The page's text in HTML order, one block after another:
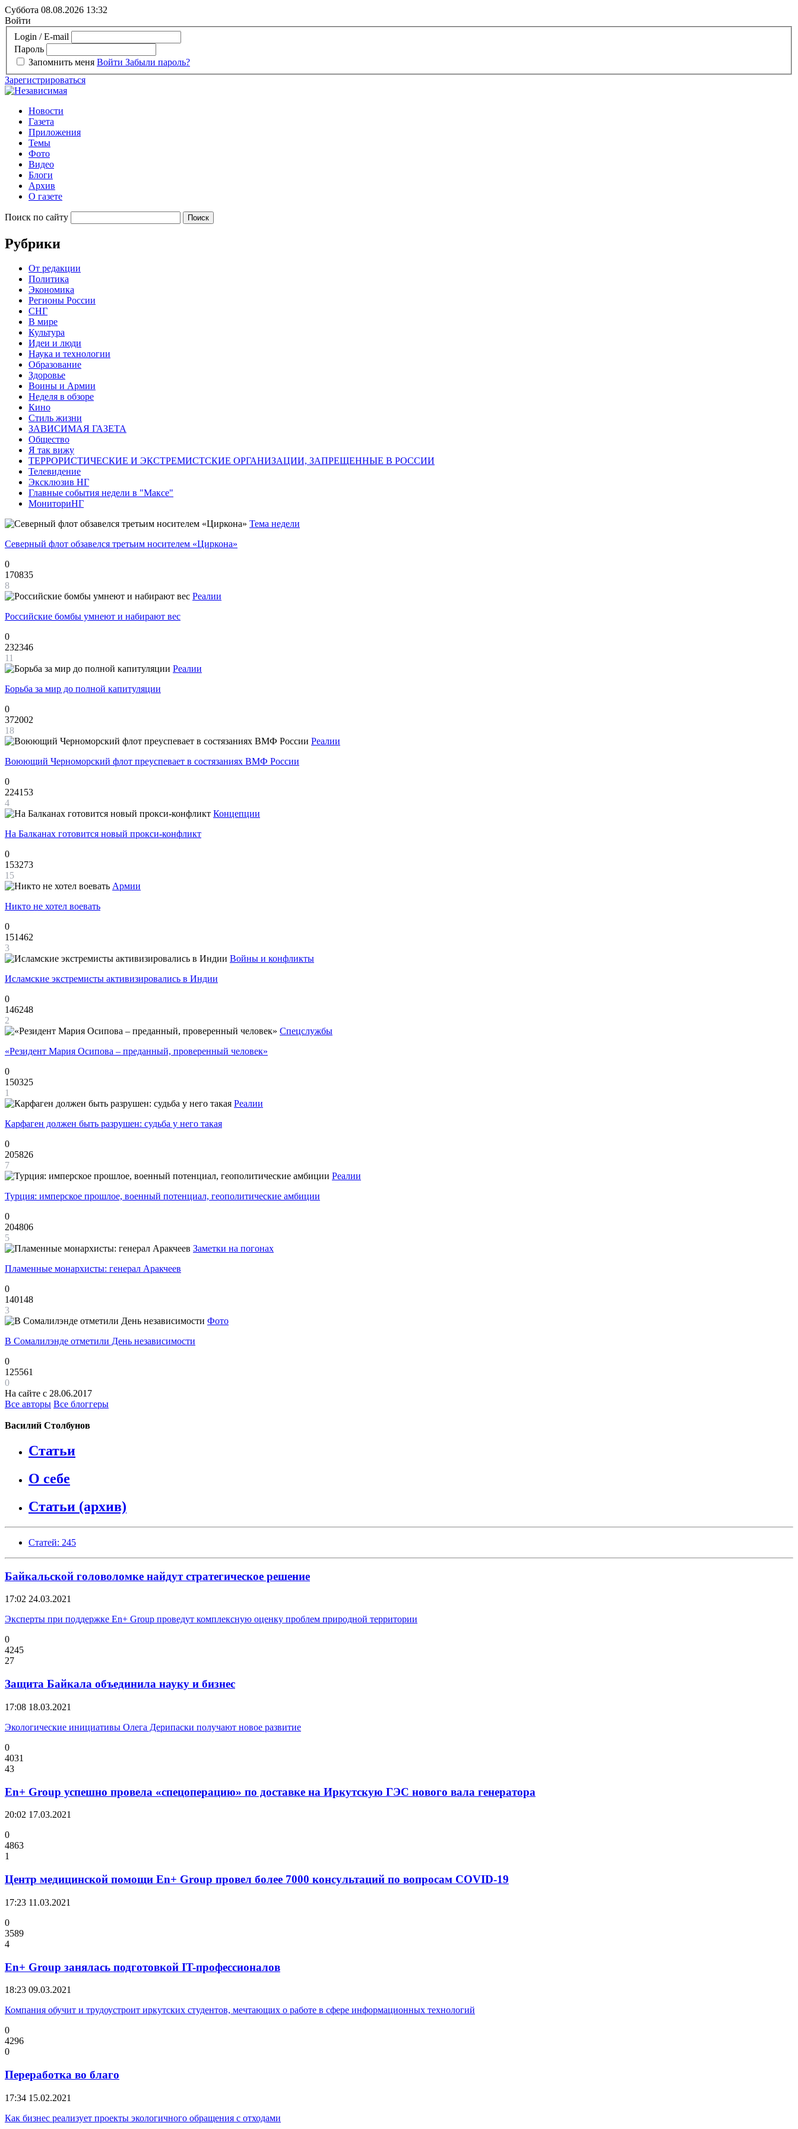
Суббота 08.08.2026 13:32
Войти
Login / E-mail
Пароль
Запомнить меня Войти Забыли пароль?
Зарегистрироваться
Новости
Газета
Приложения
Темы
Фото
Видео
Блоги
Архив
О газете
Поиск по сайту
Рубрики
От редакции
Политика
Экономика
Регионы России
СНГ
В мире
Культура
Идеи и люди
Наука и технологии
Образование
Здоровье
Воины и Армии
Неделя в обзоре
Кино
Стиль жизни
ЗАВИСИМАЯ ГАЗЕТА
Общество
Я так вижу
ТЕРРОРИСТИЧЕСКИЕ И ЭКСТРЕМИСТСКИЕ ОРГАНИЗАЦИИ, ЗАПРЕЩЕННЫЕ В РОССИИ
Телевидение
Эксклюзив НГ
Главные события недели в "Максе"
МониториНГ
Тема недели
Северный флот обзавелся третьим носителем «Циркона»
0
170835
8
Реалии
Российские бомбы умнеют и набирают вес
0
232346
11
Реалии
Борьба за мир до полной капитуляции
0
372002
18
Реалии
Воюющий Черноморский флот преуспевает в состязаниях ВМФ России
0
224153
4
Концепции
На Балканах готовится новый прокси-конфликт
0
153273
15
Армии
Никто не хотел воевать
0
151462
3
Войны и конфликты
Исламские экстремисты активизировались в Индии
0
146248
2
Спецслужбы
«Резидент Мария Осипова – преданный, проверенный человек»
0
150325
1
Реалии
Карфаген должен быть разрушен: судьба у него такая
0
205826
7
Реалии
Турция: имперское прошлое, военный потенциал, геополитические амбиции
0
204806
5
Заметки на погонах
Пламенные монархисты: генерал Аракчеев
0
140148
3
Фото
В Сомалилэнде отметили День независимости
0
125561
0
На сайте с 28.06.2017
Все авторы Все блоггеры
Василий Столбунов
Статьи
О себе
Статьи (архив)
Статей: 245
Байкальской головоломке найдут стратегическое решение
17:02 24.03.2021
Эксперты при поддержке En+ Group проведут комплексную оценку проблем природной территории
0
4245
27
Защита Байкала объединила науку и бизнес
17:08 18.03.2021
Экологические инициативы Олега Дерипаски получают новое развитие
0
4031
43
En+ Group успешно провела «спецоперацию» по доставке на Иркутскую ГЭС нового вала генератора
20:02 17.03.2021
0
4863
1
Центр медицинской помощи En+ Group провел более 7000 консультаций по вопросам COVID-19
17:23 11.03.2021
0
3589
4
En+ Group занялась подготовкой IT-профессионалов
18:23 09.03.2021
Компания обучит и трудоустроит иркутских студентов, мечтающих о работе в сфере информационных технологий
0
4296
0
Переработка во благо
17:34 15.02.2021
Как бизнес реализует проекты экологичного обращения с отходами